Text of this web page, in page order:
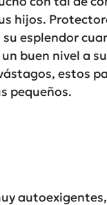
hijos.
esplendor
buen nivel a
estos
pequeños.